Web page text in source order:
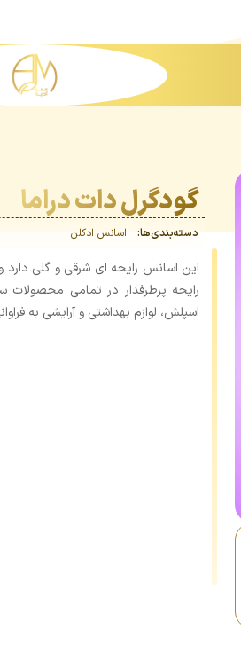
گودگرل دات دراما
دسته‌بندی‌ها: اسانس‌ ادکلن
این اسانس رایحه ای شرقی و گلی دارد
رایحه پرطرفدار در تمامی محصولات
اسپلش، لوازم بهداشتی و آرایشی به